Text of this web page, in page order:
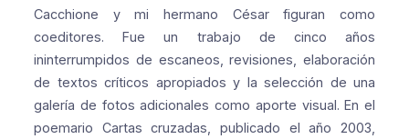
Cacchione y mi hermano César figuran como
coeditores. Fue un trabajo de cinco años
ininterrumpidos de escaneos, revisiones, elaboración
de textos críticos apropiados y la selección de una
galería de fotos adicionales como aporte visual. En el
poemario Cartas cruzadas, publicado el año 2003,